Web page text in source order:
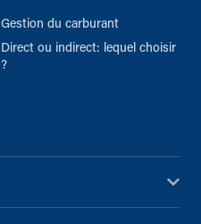
Gestion du carburant
Direct ou indirect: lequel choisir
?